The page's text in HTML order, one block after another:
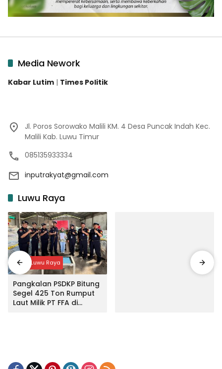
Media Nework
Kabar Lutim | Times Politik
Jl. Poros Sorowako Malili KM. 4 Desa Puncak Indah Kec.
Malili Kab. Luwu Timur
085135933334
inputrakyat@gmail.com
Luwu Raya
Input Luwu Raya
Pangkalan PSDKP Bitung
Segel 425 Ton Rumput
Laut Milik PT FFA di